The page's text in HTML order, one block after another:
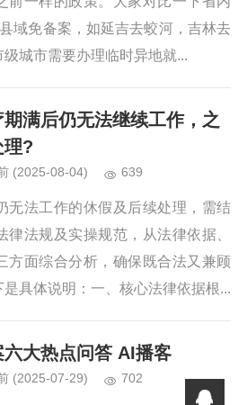
域免备案，如延吉去蛟河，吉林去
城市需要办理临时异地就...
期满后仍无法继续工作，之
理?
(2025-08-04) 639
无法工作的休假及后续处理，需结
法规及实操规范，从法律依据、
方面综合分析，确保既合法又兼顾
具体说明：一、核心法律依据根...
六大热点问答 AI播客
(2025-07-29) 702